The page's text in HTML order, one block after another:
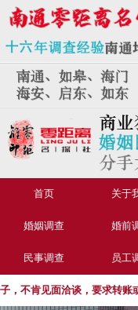
首页 关于
婚姻调查 婚前
民事调查 员工
肯见面洽谈，要求转账或